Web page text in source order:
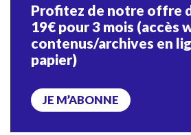
Profitez de notre offre
19€ pour 3 mois (accès
contenus/archives en
papier)
JE M’ABONNE